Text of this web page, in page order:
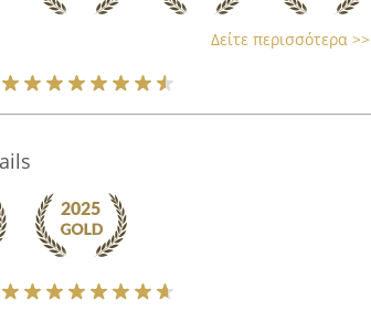
Δείτε περισσότερα >>